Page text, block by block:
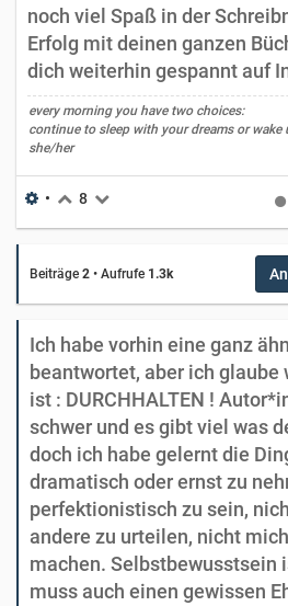
noch viel Spaß in der
Erfolg mit deinen ganzen
dich weiterhin gespannt auf
every morning you have two choices:
continue to sleep with your dreams or wake
she/her
• 8
Beiträge 2 • Aufrufe 1.3k
Ich habe vorhin eine ganz
beantwortet, aber ich glaube
ist : DURCHHALTEN !
schwer und es gibt viel was
doch ich habe gelernt die
dramatisch oder ernst zu
perfektionistisch zu sein,
andere zu urteilen, nicht
machen. Selbstbewusstsein
muss auch einen gewissen